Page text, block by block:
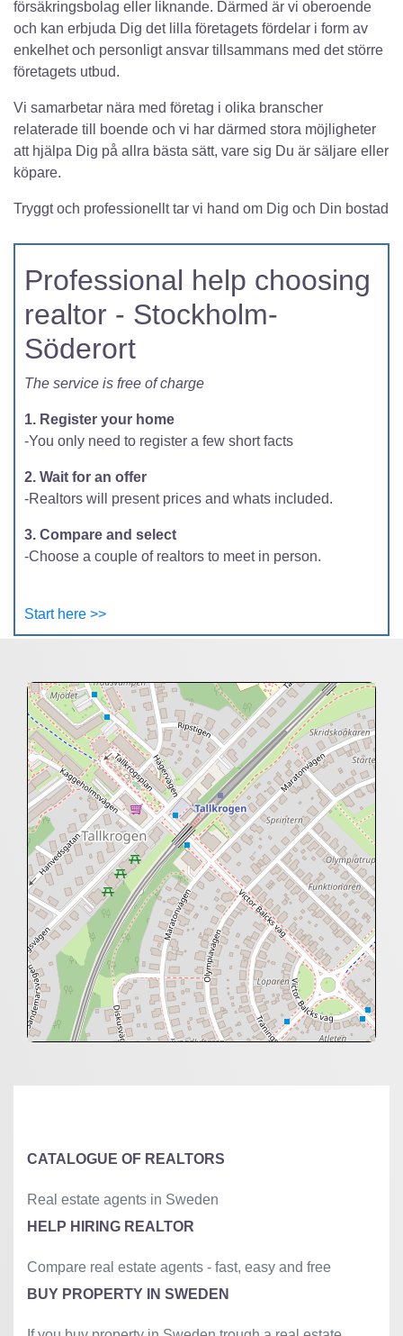
försäkringsbolag eller liknande. Därmed är vi oberoende
och kan erbjuda Dig det lilla företagets fördelar i form av
enkelhet och personligt ansvar tillsammans med det större
företagets utbud.
Vi samarbetar nära med företag i olika branscher
relaterade till boende och vi har därmed stora möjligheter
att hjälpa Dig på allra bästa sätt, vare sig Du är säljare eller
köpare.
Tryggt och professionellt tar vi hand om Dig och Din bostad
Professional help choosing
realtor - Stockholm-
Söderort
The service is free of charge
1. Register your home
-You only need to register a few short facts
2. Wait for an offer
-Realtors will present prices and whats included.
3. Compare and select
-Choose a couple of realtors to meet in person.
Start here >>
CATALOGUE OF REALTORS
Real estate agents in Sweden
HELP HIRING REALTOR
Compare real estate agents - fast, easy and free
BUY PROPERTY IN SWEDEN